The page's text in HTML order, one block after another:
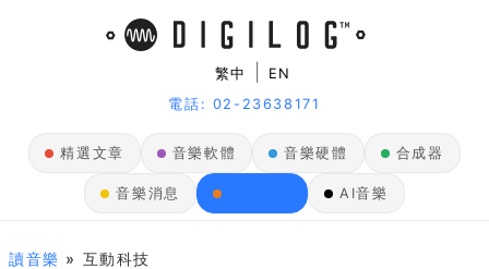
繁中
EN
電話: 02-23638171
精選文章 音樂軟體 音樂硬體 合成器
音樂消息 AI音樂
讀音樂 » 互動科技